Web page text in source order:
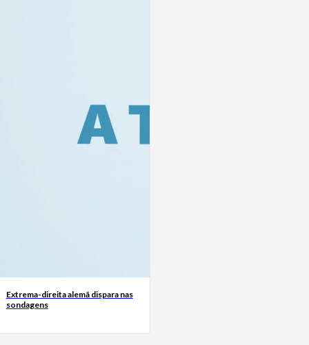
Extrema-direita alemã dispara nas
sondagens